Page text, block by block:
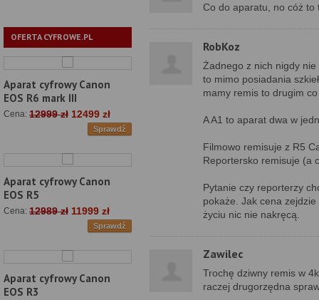
OFERTA CYFROWE.PL
Aparat cyfrowy Canon
EOS R6 mark III
Cena: 12999 zł 12499 zł
Sprawdź
Aparat cyfrowy Canon
EOS R5
Cena: 12989 zł 11999 zł
Sprawdź
Aparat cyfrowy Canon
EOS R3
Co do aparatu, no cóż to
RobKoz
Żadnego z nich nigdy nie
to mimo posiadania
mamy remis to drugim
A A1 to aparat dwa w
Filmowo remisuje z R5
Reportersko remisuje (a
Pytanie czy reporterzy
pokaże. Jak cena
życiu nic nie nakręcą.
Zawilec
Trochę dziwny remis w
raczej drugorzędna